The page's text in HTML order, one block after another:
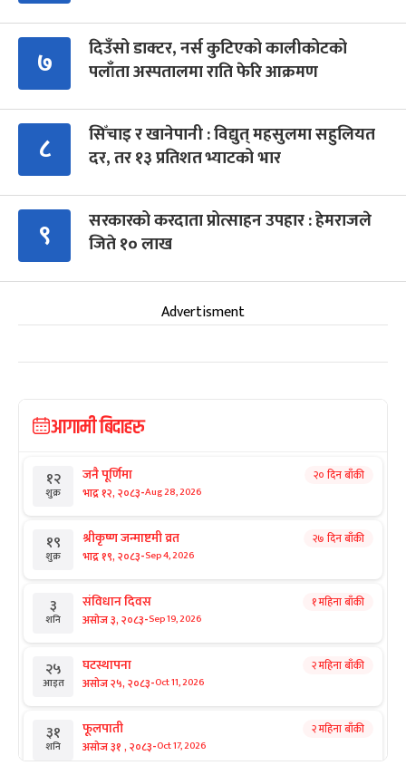
७
दिउँसो डाक्टर, नर्स कुटिएको कालीकोटको
पलाँता अस्पतालमा राति फेरि आक्रमण
८
सिँचाइ र खानेपानी : विद्युत् महसुलमा सहुलियत
दर, तर १३ प्रतिशत भ्याटको भार
९
सरकारको करदाता प्रोत्साहन उपहार : हेमराजले
जिते १० लाख
Advertisment
आगामी बिदाहरु
१२
शुक्र
जनै पूर्णिमा
भाद्र १२, २०८३-Aug 28, 2026
२० दिन बाँकी
१९
शुक्र
श्रीकृष्ण जन्माष्टमी व्रत
भाद्र १९, २०८३-Sep 4, 2026
२७ दिन बाँकी
३
शनि
संविधान दिवस
असोज ३, २०८३-Sep 19, 2026
१ महिना बाँकी
२५
आइत
घटस्थापना
असोज २५, २०८३-Oct 11, 2026
२ महिना बाँकी
३१
शनि
फूलपाती
असोज ३१ , २०८३-Oct 17, 2026
२ महिना बाँकी